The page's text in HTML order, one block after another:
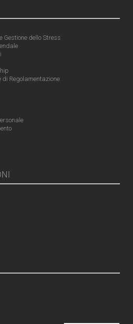
Gestione dello Stress
Regolamentazione